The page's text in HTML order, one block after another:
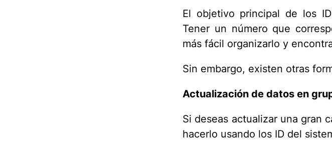
El objetivo principal de los
Tener un número que
más fácil organizarlo y
Sin embargo, existen otras
Actualización de datos en
Si deseas actualizar una gran
hacerlo usando los ID del